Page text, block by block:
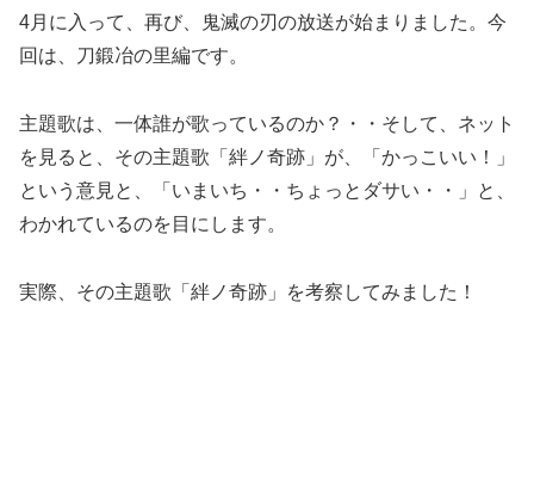
4月に入って、再び、鬼滅の刃の放送が始まりました。今
回は、刀鍛冶の里編です。
主題歌は、一体誰が歌っているのか？・・そして、ネット
を見ると、その主題歌「絆ノ奇跡」が、「かっこいい！」
という意見と、「いまいち・・ちょっとダサい・・」と、
わかれているのを目にします。
実際、その主題歌「絆ノ奇跡」を考察してみました！